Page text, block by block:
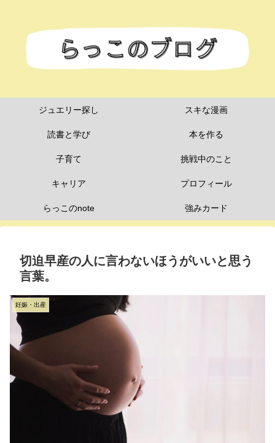
ジュエリー探し スキな漫画
読書と学び 本を作る
子育て 挑戦中のこと
キャリア プロフィール
らっこのnote 強みカード
切迫早産の人に言わないほうがいいと思う
言葉。
妊娠・出産